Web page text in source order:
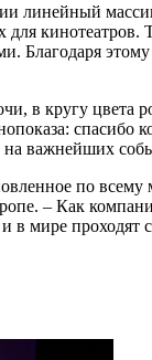
линейный
в кругу
важнейших
по
– Как
в мире